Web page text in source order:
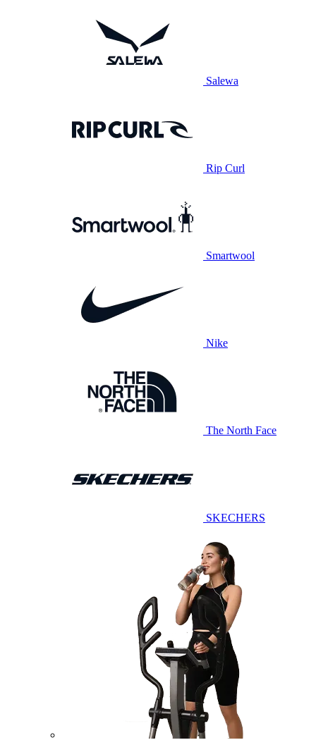
Salewa
Rip Curl
Smartwool
Nike
The North Face
SKECHERS